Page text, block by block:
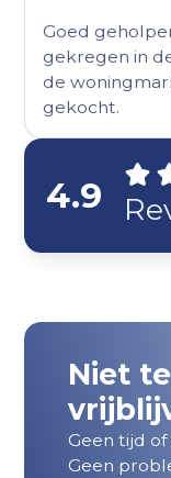
Goed
gekregen in
de
gekocht.
4.9
Niet
Geen tijd
Geen